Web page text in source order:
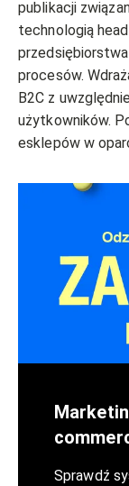
publikacji
technologią
procesów.
B2C z
użytkowników.
esklepów w
Sprawdź